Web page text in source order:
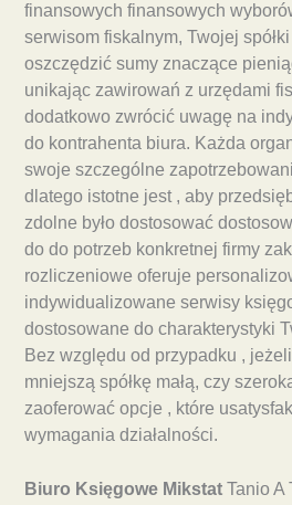
finansowych finansowych
serwisom fiskalnym, Twojej
oszczędzić sumy znaczące
unikając zawirowań z urzędami
dodatkowo zwrócić uwagę na
do kontrahenta biura. Każda
swoje szczególne
dlatego istotne jest , aby
zdolne było dostosować
do do potrzeb konkretnej firmy
rozliczeniowe oferuje
indywidualizowane serwisy
dostosowane do charakterystyki
Bez względu od przypadku ,
mniejszą spółkę małą, czy
zaoferować opcje , które
wymagania działalności.
Biuro Księgowe Mikstat Tanio A